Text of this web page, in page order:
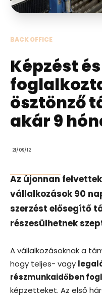
BACK OFFICE
Képzést és
ösztönző
akár 9
21/09/12
Az újonnan
vállalkozások 90
szerzést elősegítő
részesülhetnek
A vállalkozásoknak a
hogy teljes- vagy
részmunkaidőben
képzetteket. Az első